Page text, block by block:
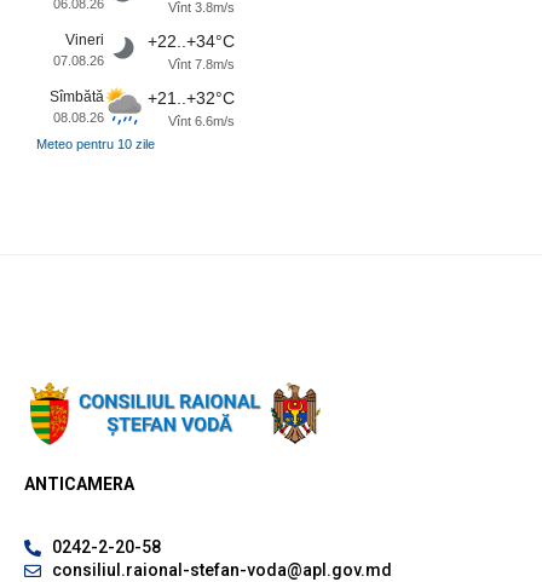
06.08.26 Vînt 3.8m/s
Vineri
07.08.26
+22..+34°C
Vînt 7.8m/s
Sîmbătă
08.08.26
+21..+32°C
Vînt 6.6m/s
Meteo pentru 10 zile
ANTICAMERA
0242-2-20-58
consiliul.raional-stefan-voda@apl.gov.md